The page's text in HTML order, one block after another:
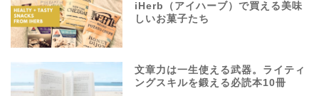
iHerb（アイハーブ）で買える美味
しいお菓子たち
文章力は一生使える武器。ライティ
ングスキルを鍛える必読本10冊